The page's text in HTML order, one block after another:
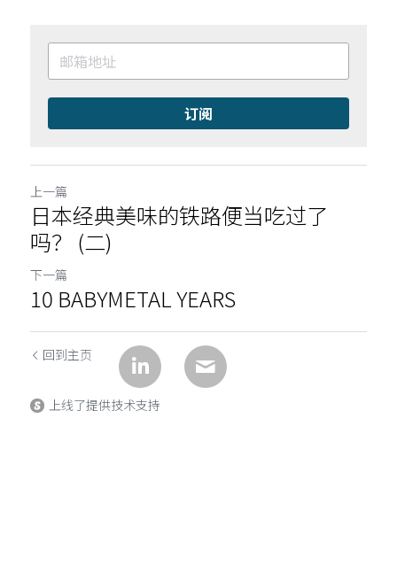
订阅
上一篇
日本经典美味的铁路便当吃过了
吗？ (二)
下一篇
10 BABYMETAL YEARS
回到主页
上线了提供技术支持